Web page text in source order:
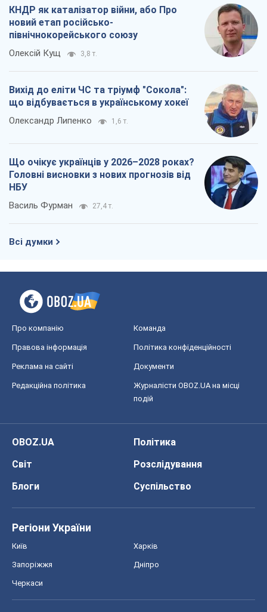
КНДР як каталізатор війни, або Про
новий етап російсько-
північнокорейського союзу
Олексій Кущ 3,8 т.
Вихід до еліти ЧС та тріумф "Сокола":
що відбувається в українському хокеї
Олександр Липенко 1,6 т.
Що очікує українців у 2026–2028 роках?
Головні висновки з нових прогнозів від
НБУ
Василь Фурман 27,4 т.
Всі думки
Про компанію Команда
Правова інформація Політика конфіденційності
Реклама на сайті Документи
Редакційна політика
Журналісти OBOZ.UA на місці
подій
OBOZ.UA
Політика
Світ
Розслідування
Блоги
Суспільство
Регіони України
Київ Харків
Запоріжжя Дніпро
Черкаси